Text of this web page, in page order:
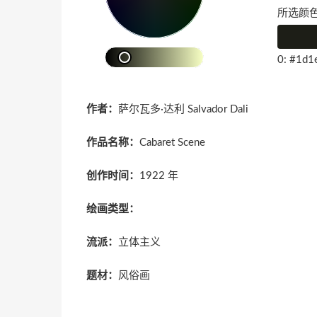
所选颜
0:
作者： 萨尔瓦多·达利 Salvador Dali
作品名称： Cabaret Scene
创作时间： 1922 年
绘画类型：
流派： 立体主义
题材： 风俗画